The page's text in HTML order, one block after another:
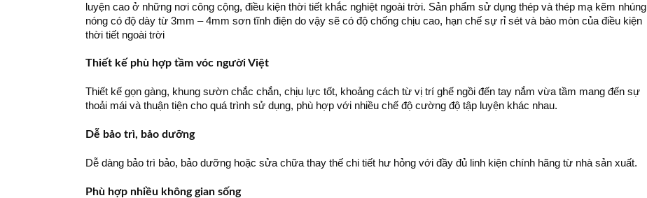
luyện cao ở những nơi công cộng, điều kiện thời tiết khắc nghiệt ngoài trời. Sản phẩm sử dụng thép và thép mạ kẽm nhúng
nóng có độ dày từ 3mm – 4mm sơn tĩnh điện do vậy sẽ có độ chống chịu cao, hạn chế sự rỉ sét và bào mòn của điều kiện
thời tiết ngoài trời
Thiết kế phù hợp tầm vóc người Việt
Thiết kế gọn gàng, khung sườn chắc chắn, chịu lực tốt, khoảng cách từ vị trí ghế ngồi đến tay nắm vừa tầm mang đến sự
thoải mái và thuận tiện cho quá trình sử dụng, phù hợp với nhiều chế độ cường độ tập luyện khác nhau.
Dễ bảo trì, bảo dưỡng
Dễ dàng bảo trì bảo, bảo dưỡng hoặc sửa chữa thay thế chi tiết hư hỏng với đầy đủ linh kiện chính hãng từ nhà sản xuất.
Phù hợp nhiều không gian sống